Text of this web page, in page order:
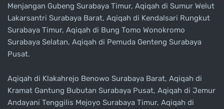
Menjangan Gubeng Surabaya Timur, Aqiqah di Sumur Welut
Lakarsantri Surabaya Barat, Aqiqah di Kendalsari Rungkut
Surabaya Timur, Aqiqah di Bung Tomo Wonokromo
Surabaya Selatan, Aqiqah di Pemuda Genteng Surabaya
Pusat.
Aqiqah di Klakahrejo Benowo Surabaya Barat, Aqiqah di
Kramat Gantung Bubutan Surabaya Pusat, Aqiqah di Jemur
Andayani Tenggilis Mejoyo Surabaya Timur, Aqiqah di